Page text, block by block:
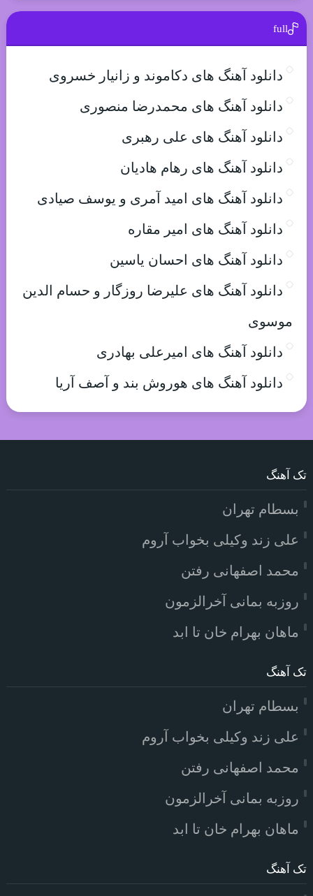
full
دانلود آهنگ های دکاموند و زانیار خسروی
دانلود آهنگ های محمدرضا منصوری
دانلود آهنگ های علی رهبری
دانلود آهنگ های رهام هادیان
دانلود آهنگ های امید آمری و یوسف صیادی
دانلود آهنگ های امیر مقاره
دانلود آهنگ های احسان یاسین
دانلود آهنگ های علیرضا روزگار و حسام الدین
موسوی
دانلود آهنگ های امیرعلی بهادری
دانلود آهنگ های هوروش بند و آصف آریا
تک آهنگ
بسطام تهران
علی زند وکیلی بخواب آروم
محمد اصفهانی رفتن
روزبه بمانی آخرالزمون
ماهان بهرام خان تا ابد
تک آهنگ
بسطام تهران
علی زند وکیلی بخواب آروم
محمد اصفهانی رفتن
روزبه بمانی آخرالزمون
ماهان بهرام خان تا ابد
تک آهنگ